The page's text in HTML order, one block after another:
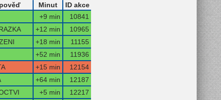
Minut
ID akce
+9 min
10841
+12 min
10965
+18 min
11155
+52 min
11936
+15 min
12154
+64 min
12187
+5 min
12217